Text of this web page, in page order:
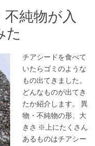
純物が入
た
チアシードを食べて
いたらゴミのような
もの出てきました。
どんなものが出てき
たか紹介します。 異
物・不純物の形、大
きさ ※上にたくさん
あるものはチアシー